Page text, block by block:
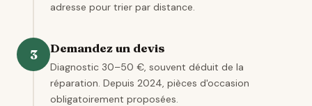
adresse pour trier par distance.
3 Demandez un devis
Diagnostic 30–50 €, souvent déduit de la
réparation. Depuis 2024, pièces d'occasion
obligatoirement proposées.